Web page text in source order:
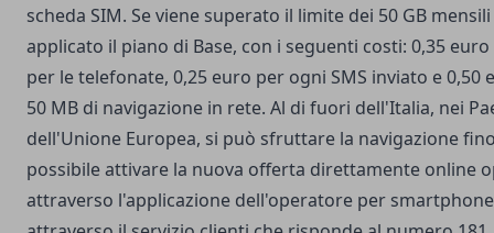
scheda SIM. Se viene superato il limite dei 50 GB
applicato il piano di Base, con i seguenti costi: 0,35
per le telefonate, 0,25 euro per ogni SMS inviato e 0,50
50 MB di navigazione in rete. Al di fuori dell'Italia, nei
dell'Unione Europea, si può sfruttare la navigazione fino
possibile attivare la nuova offerta direttamente online
attraverso l'applicazione dell'operatore per